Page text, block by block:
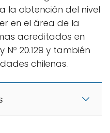
la obtención del nivel
en el área de la
acreditados en
20.129 y también
chilenas.